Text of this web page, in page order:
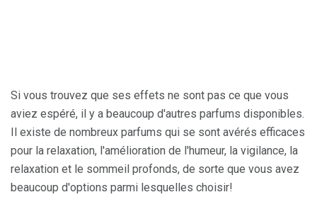
Si vous trouvez que ses effets ne sont pas ce que vous
aviez espéré, il y a beaucoup d'autres parfums disponibles.
Il existe de nombreux parfums qui se sont avérés efficaces
pour la relaxation, l'amélioration de l'humeur, la vigilance, la
relaxation et le sommeil profonds, de sorte que vous avez
beaucoup d'options parmi lesquelles choisir!